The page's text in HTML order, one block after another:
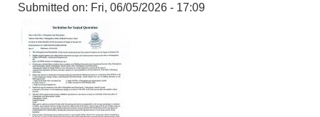
Submitted on: Fri, 06/05/2026 - 17:09